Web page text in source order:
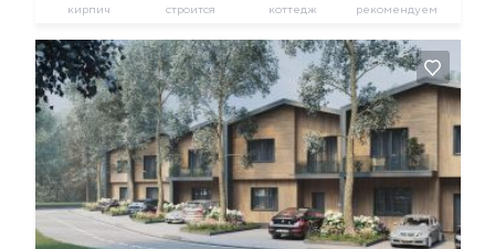
кирпич строится коттедж рекомендуем